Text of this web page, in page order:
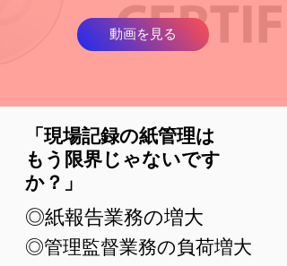
動画を見る
​「現場記録の紙管理は
もう限界じゃないです
か？」
​◎紙報告業務の増大
◎​管理監督業務の負荷増大